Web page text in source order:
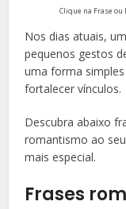
Clique na Frase ou
Nos dias atuais,
pequenos gestos
uma forma
fortalecer vínculos.
Descubra abaixo
romantismo ao
mais especial.
Frases